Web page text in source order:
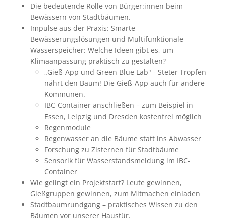
Die bedeutende Rolle von Bürger:innen beim
Bewässern von Stadtbäumen.
Impulse aus der Praxis: Smarte
Bewässerungslösungen und Multifunktionale
Wasserspeicher: Welche Ideen gibt es, um
Klimaanpassung praktisch zu gestalten?
„Gieß-App und Green Blue Lab" - Steter Tropfen
nährt den Baum! Die Gieß-App auch für andere
Kommunen.
IBC-Container anschließen – zum Beispiel in
Essen, Leipzig und Dresden kostenfrei möglich
Regenmodule
Regenwasser an die Bäume statt ins Abwasser
Forschung zu Zisternen für Stadtbäume
Sensorik für Wasserstandsmeldung im IBC-
Container
Wie gelingt ein Projektstart? Leute gewinnen,
Gießgruppen gewinnen, zum Mitmachen einladen
Stadtbaumrundgang – praktisches Wissen zu den
Bäumen vor unserer Haustür.